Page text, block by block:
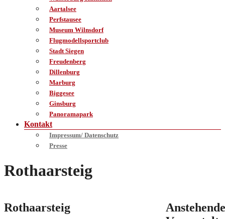
Aartalsee
Perfstausee
Museum Wilnsdorf
Flugmodellsportclub
Stadt Siegen
Freudenberg
Dillenburg
Marburg
Biggesee
Ginsburg
Panoramapark
Kontakt
Impressum/ Datenschutz
Presse
Rothaarsteig
Rothaarsteig
Anstehende